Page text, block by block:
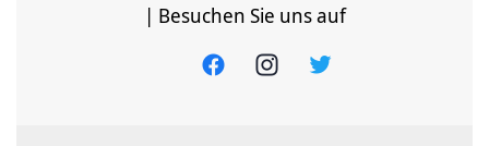
| Besuchen Sie uns auf